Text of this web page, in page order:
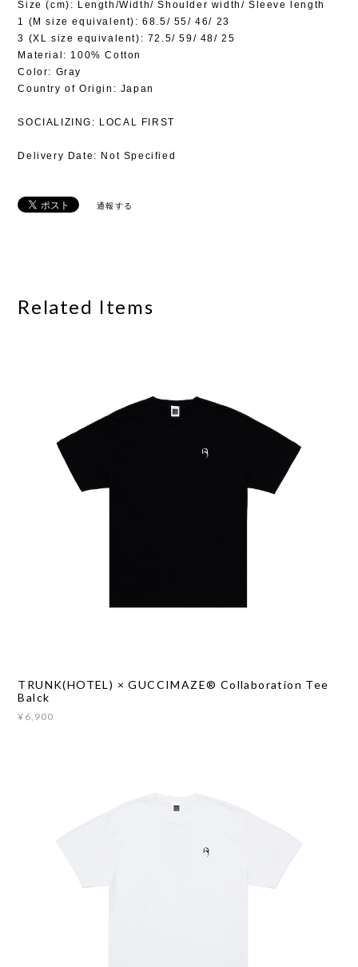
Size (cm): Length/Width/ Shoulder width/ Sleeve length
1 (M size equivalent): 68.5/ 55/ 46/ 23
3 (XL size equivalent): 72.5/ 59/ 48/ 25
Material: 100% Cotton
Color: Gray
Country of Origin: Japan
SOCIALIZING: LOCAL FIRST
Delivery Date: Not Specified
通報する
Related Items
TRUNK(HOTEL) × GUCCIMAZE®︎ Collaboration Tee
Balck
¥6,900